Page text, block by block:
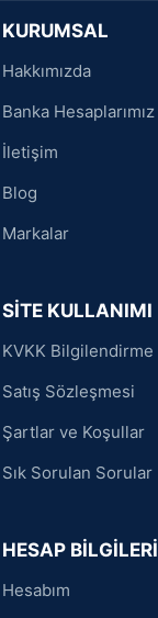
KURUMSAL
Hakkımızda
Banka Hesaplarımız
İletişim
Blog
Markalar
SİTE KULLANIMI
KVKK Bilgilendirme
Satış Sözleşmesi
Şartlar ve Koşullar
Sık Sorulan Sorular
HESAP BİLGİLERİ
Hesabım